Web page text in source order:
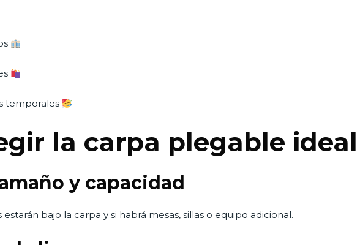
temporales
la carpa plegable
y capacidad
bajo la carpa y si habrá mesas, sillas o equipo adicional.